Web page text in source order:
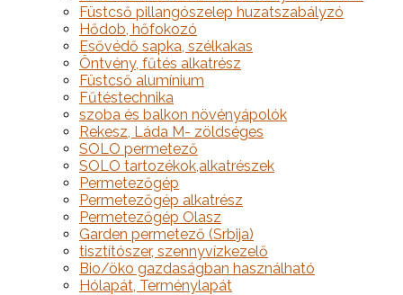
Füstcső pillangószelep huzatszabályzó
Hődob, hőfokozó
Esővédő sapka, szélkakas
Öntvény, fűtés alkatrész
Füstcső alumínium
Fűtéstechnika
szoba és balkon növényápolók
Rekesz, Láda M- zöldséges
SOLO permetező
SOLO tartozékok,alkatrészek
Permetezőgép
Permetezőgép alkatrész
Permetezőgép Olasz
Garden permetező (Srbija)
tisztítószer, szennyvízkezelő
Bio/öko gazdaságban használható
Hólapát, Terménylapát